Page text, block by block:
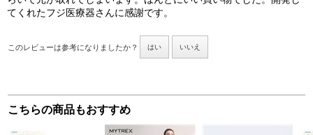
てくれたフジ医療器さんに感謝です。
このレビューは参考になりましたか？ はい いいえ
こちらの商品もおすすめ